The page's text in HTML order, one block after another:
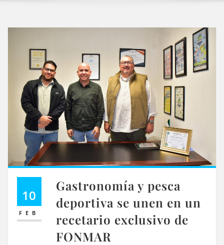
10
FEB
Gastronomía y pesca
deportiva se unen en un
recetario exclusivo de
FONMAR